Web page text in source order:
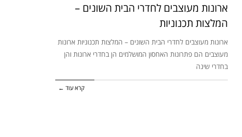
ארונות מעוצבים לחדרי הבית השונים –
המלצות תכנוניות
ארונות מעוצבים לחדרי הבית השונים – המלצות תכנוניות ארונות
מעוצבים הם פתרונות האחסון המושלמים הן בחדרי ארונות והן
בחדרי שינה
קרא עוד ←